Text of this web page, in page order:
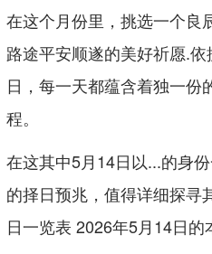
在这个月份里，挑选一个良
路途平安顺遂的美好祈愿.
日，每一天都蕴含着独一份
程。
在这其中5月14日以...的身
的择日预兆，值得详细探寻
日一览表 2026年5月14日的